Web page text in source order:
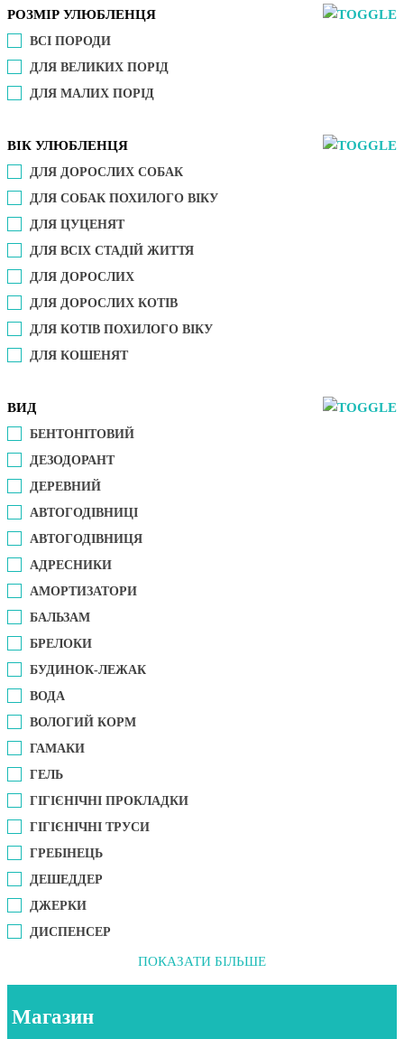
РОЗМІР УЛЮБЛЕНЦЯ
ВСІ ПОРОДИ
ДЛЯ ВЕЛИКИХ ПОРІД
ДЛЯ МАЛИХ ПОРІД
ВІК УЛЮБЛЕНЦЯ
ДЛЯ ДОРОСЛИХ СОБАК
ДЛЯ СОБАК ПОХИЛОГО ВІКУ
ДЛЯ ЦУЦЕНЯТ
ДЛЯ ВСІХ СТАДІЙ ЖИТТЯ
ДЛЯ ДОРОСЛИХ
ДЛЯ ДОРОСЛИХ КОТІВ
ДЛЯ КОТІВ ПОХИЛОГО ВІКУ
ДЛЯ КОШЕНЯТ
ВИД
БЕНТОНІТОВИЙ
ДЕЗОДОРАНТ
ДЕРЕВНИЙ
АВТОГОДІВНИЦІ
АВТОГОДІВНИЦЯ
АДРЕСНИКИ
АМОРТИЗАТОРИ
БАЛЬЗАМ
БРЕЛОКИ
БУДИНОК-ЛЕЖАК
ВОДА
ВОЛОГИЙ КОРМ
ГАМАКИ
ГЕЛЬ
ГІГІЄНІЧНІ ПРОКЛАДКИ
ГІГІЄНІЧНІ ТРУСИ
ГРЕБІНЕЦЬ
ДЕШЕДДЕР
ДЖЕРКИ
ДИСПЕНСЕР
ПОКАЗАТИ БІЛЬШЕ
Магазин